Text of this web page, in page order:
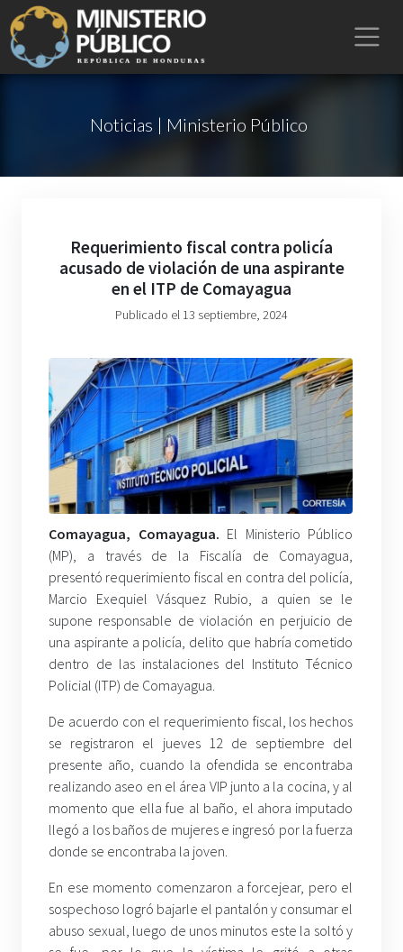
Noticias | Ministerio Público
Requerimiento fiscal contra policía
acusado de violación de una aspirante
en el ITP de Comayagua
Publicado el 13 septiembre, 2024
Comayagua, Comayagua. El Ministerio Público
(MP), a través de la Fiscalía de Comayagua,
presentó requerimiento fiscal en contra del policía,
Marcio Exequiel Vásquez Rubio, a quien se le
supone responsable de violación en perjuicio de
una aspirante a policía, delito que habría cometido
dentro de las instalaciones del Instituto Técnico
Policial (ITP) de Comayagua.
De acuerdo con el requerimiento fiscal, los hechos
se registraron el jueves 12 de septiembre del
presente año, cuando la ofendida se encontraba
realizando aseo en el área VIP junto a la cocina, y al
momento que ella fue al baño, el ahora imputado
llegó a los baños de mujeres e ingresó por la fuerza
donde se encontraba la joven.
En ese momento comenzaron a forcejear, pero el
sospechoso logró bajarle el pantalón y consumar el
abuso sexual, luego de unos minutos este la soltó y